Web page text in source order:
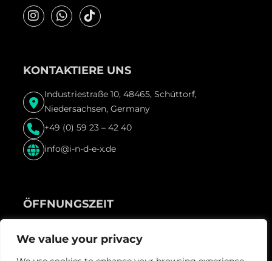
We value your privacy
KONTAKTIERE UNS
Industriestraße 10, 48465, Schüttorf,
Niedersachsen, Germany
+49 (0) 59 23 – 42 40
info@i-n-d-e-x.de
ÖFFNUNGSZEIT